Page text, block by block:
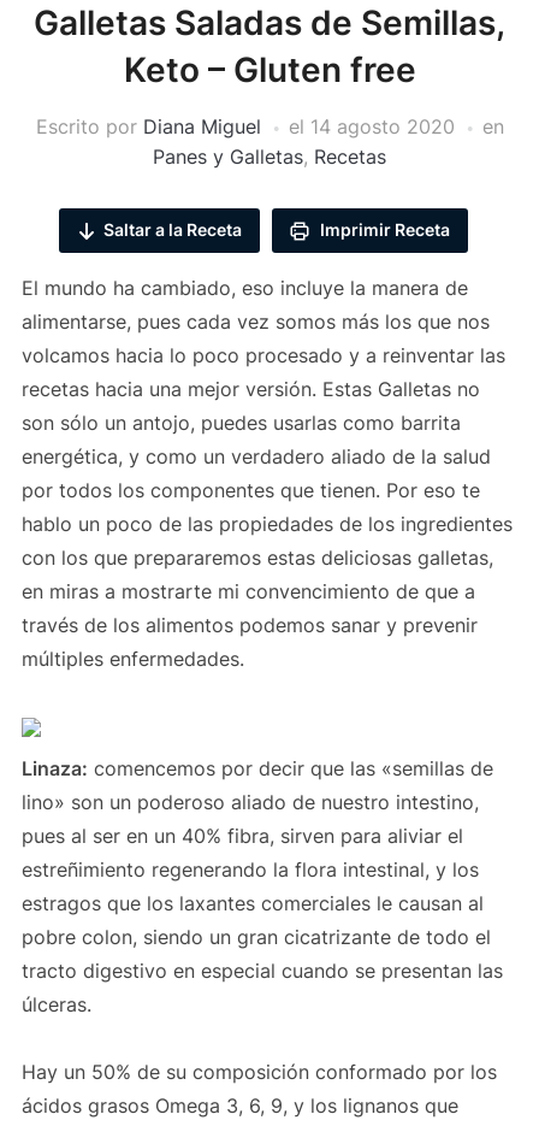
Galletas Saladas de Semillas,
Keto – Gluten free
Escrito por Diana Miguel el 14 agosto 2020
en
Panes y Galletas, Recetas
Saltar a la Receta Imprimir Receta
El mundo ha cambiado, eso incluye la manera de
alimentarse, pues cada vez somos más los que nos
volcamos hacia lo poco procesado y a reinventar las
recetas hacia una mejor versión. Estas Galletas no
son sólo un antojo, puedes usarlas como barrita
energética, y como un verdadero aliado de la salud
por todos los componentes que tienen. Por eso te
hablo un poco de las propiedades de los ingredientes
con los que prepararemos estas deliciosas galletas,
en miras a mostrarte mi convencimiento de que a
través de los alimentos podemos sanar y prevenir
múltiples enfermedades.
Linaza: comencemos por decir que las «semillas de
lino» son un poderoso aliado de nuestro intestino,
pues al ser en un 40% fibra, sirven para aliviar el
estreñimiento regenerando la flora intestinal, y los
estragos que los laxantes comerciales le causan al
pobre colon, siendo un gran cicatrizante de todo el
tracto digestivo en especial cuando se presentan las
úlceras.
Hay un 50% de su composición conformado por los
ácidos grasos Omega 3, 6, 9, y los lignanos que